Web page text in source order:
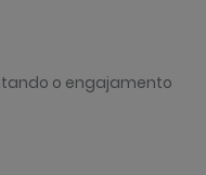
o engajamento